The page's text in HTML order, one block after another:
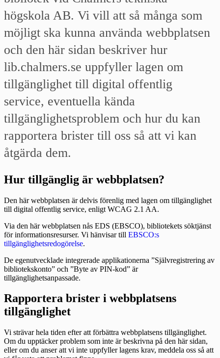
högskola AB. Vi vill att så många som
möjligt ska kunna använda webbplatsen
och den här sidan beskriver hur
lib.chalmers.se uppfyller lagen om
tillgänglighet till digital offentlig
service, eventuella kända
tillgänglighetsproblem och hur du kan
rapportera brister till oss så att vi kan
åtgärda dem.
Hur tillgänglig är webbplatsen?
Den här webbplatsen är delvis förenlig med lagen om tillgänglighet
till digital offentlig service, enligt WCAG 2.1 AA.
Via den här webbplatsen nås EDS (EBSCO), bibliotekets söktjänst
för informationsresurser. Vi hänvisar till EBSCO:s
tillgänglighetsredogörelse.
De egenutvecklade integrerade applikationerna ”Självregistrering av
bibliotekskonto” och ”Byte av PIN-kod” är
tillgänglighetsanpassade.
Rapportera brister i webbplatsens
tillgänglighet
Vi strävar hela tiden efter att förbättra webbplatsens tillgänglighet.
Om du upptäcker problem som inte är beskrivna på den här sidan,
eller om du anser att vi inte uppfyller lagens krav, meddela oss så att